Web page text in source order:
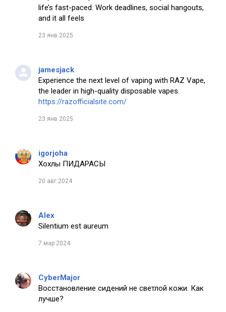
life’s fast-paced. Work deadlines, social hangouts,
and it all feels
23 янв 2025
jamesjack
Experience the next level of vaping with RAZ Vape,
the leader in high-quality disposable vapes.
https://razofficialsite.com/
23 янв 2025
igorjoha
Хохлы ПИДАРАСЫ
20 авг 2024
Alex
Silentium est aureum
7 мар 2024
CyberMajor
Восстановление сидений не светлой кожи. Как
лучше?